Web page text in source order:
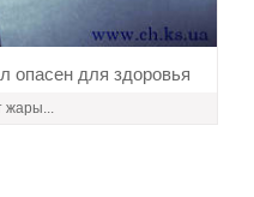
опасен для здоровья
жары...